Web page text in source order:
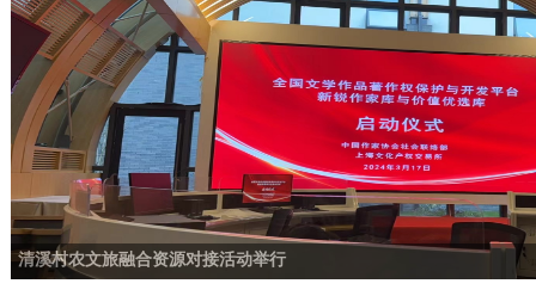
清溪村农文旅融合资源对接活动举行